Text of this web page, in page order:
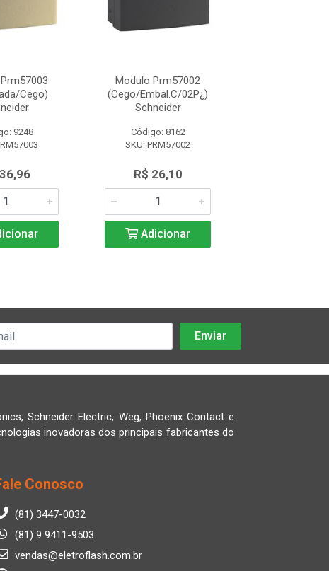
Cego)
9248
Modulo Prm57002
(Cego/Embal.C/02P¿)
Schneider
Código: 8162
SKU: PRM57002
R$ 26,10
Adicionar
Schneider Electric, Weg, Phoenix Contact e
inovadoras dos principais fabricantes do
Conosco
(81) 3447-0032
(81) 9 9411-9503
vendas@eletroflash.com.br